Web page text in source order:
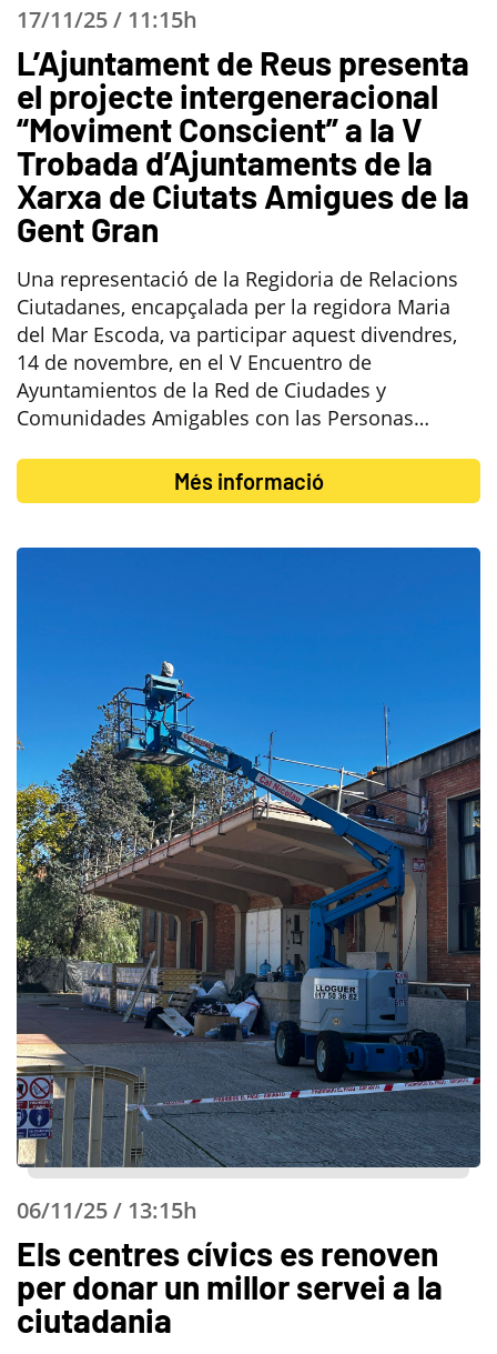
17/11/25 / 11:15h
L’Ajuntament de Reus presenta
el projecte intergeneracional
“Moviment Conscient” a la V
Trobada d’Ajuntaments de la
Xarxa de Ciutats Amigues de la
Gent Gran
Una representació de la Regidoria de Relacions
Ciutadanes, encapçalada per la regidora Maria
del Mar Escoda, va participar aquest divendres,
14 de novembre, en el V Encuentro de
Ayuntamientos de la Red de Ciudades y
Comunidades Amigables con las Personas…
Més informació
06/11/25 / 13:15h
Els centres cívics es renoven
per donar un millor servei a la
ciutadania